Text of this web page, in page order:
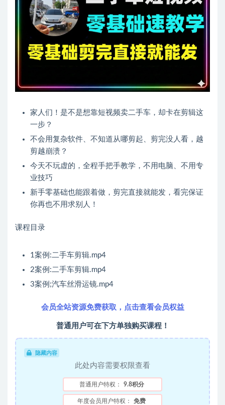
家人们！是不是想靠短视频卖二手车，却卡在剪辑这
一步？
不会用复杂软件、不知道从哪剪起、剪完没人看，越
剪越崩溃？
今天不玩虚的，全程手把手教学，不用电脑、不用专
业技巧
新手零基础也能跟着做，剪完直接就能发，看完保证
你再也不用求别人！
课程目录
1案例:二手车剪辑.mp4
2案例:二手车剪辑.mp4
3案例;汽车丝滑运镜.mp4
会员全站资源免费获取，点击查看会员权益
普通用户可在下方单独购买课程！
隐藏内容
此处内容需要权限查看
普通用户特权： 9.8积分
年度会员用户特权： 免费